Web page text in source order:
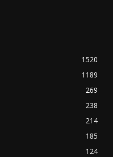
1520
1189
269
238
214
185
124